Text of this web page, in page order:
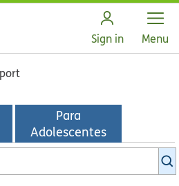
Sign in Open
Menu
Para
Adolescentes